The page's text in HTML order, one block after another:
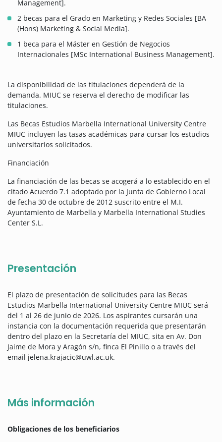
Management].
2 becas para el Grado en Marketing y Redes Sociales [BA
(Hons) Marketing & Social Media].
1 beca para el Máster en Gestión de Negocios
Internacionales [MSc International Business Management].
La disponibilidad de las titulaciones dependerá de la
demanda. MIUC se reserva el derecho de modificar las
titulaciones.
Las Becas Estudios Marbella International University Centre
MIUC incluyen las tasas académicas para cursar los estudios
universitarios solicitados.
Financiación
La financiación de las becas se acogerá a lo establecido en el
citado Acuerdo 7.1 adoptado por la Junta de Gobierno Local
de fecha 30 de octubre de 2012 suscrito entre el M.I.
Ayuntamiento de Marbella y Marbella International Studies
Center S.L.
Presentación
El plazo de presentación de solicitudes para las Becas
Estudios Marbella International University Centre MIUC será
del 1 al 26 de junio de 2026. Los aspirantes cursarán una
instancia con la documentación requerida que presentarán
dentro del plazo en la Secretaría del MIUC, sita en Av. Don
Jaime de Mora y Aragón s/n, finca El Pinillo o a través del
email jelena.krajacic@uwl.ac.uk.
Más información
Obligaciones de los beneficiarios